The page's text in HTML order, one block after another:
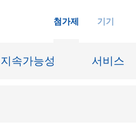
첨가제 기기
지속가능성 서비스